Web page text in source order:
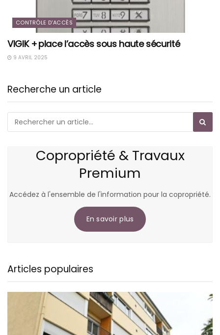
CONTRÔLE D'ACCÈS
VIGIK + place l’accès sous haute sécurité
9 AVRIL 2025
Recherche un article
Copropriété & Travaux
Premium
Accédez à l'ensemble de l'information pour la copropriété.
En savoir plus
Articles populaires